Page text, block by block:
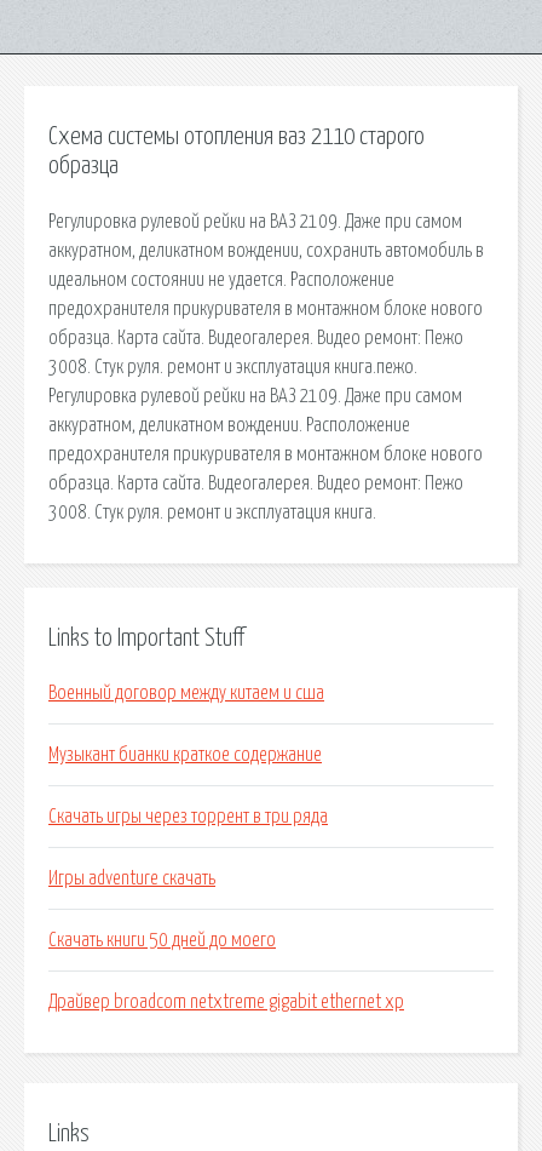
Схема системы отопления ваз 2110 старого
образца
Регулировка рулевой рейки на ВАЗ 2109. Даже при самом
аккуратном, деликатном вождении, сохранить автомобиль в
идеальном состоянии не удается. Расположение
предохранителя прикуривателя в монтажном блоке нового
образца. Карта сайта. Видеогалерея. Видео ремонт: Пежо
3008. Стук руля. ремонт и эксплуатация книга.пежо.
Регулировка рулевой рейки на ВАЗ 2109. Даже при самом
аккуратном, деликатном вождении. Расположение
предохранителя прикуривателя в монтажном блоке нового
образца. Карта сайта. Видеогалерея. Видео ремонт: Пежо
3008. Стук руля. ремонт и эксплуатация книга.
Links to Important Stuff
Военный договор между китаем и сша
Музыкант бианки краткое содержание
Скачать игры через торрент в три ряда
Игры adventure скачать
Скачать книги 50 дней до моего
Драйвер broadcom netxtreme gigabit ethernet xp
Links